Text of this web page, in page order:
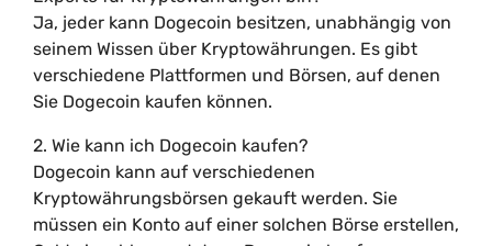
Ja, jeder kann Dogecoin besitzen, unabhängig von
seinem Wissen über Kryptowährungen. Es gibt
verschiedene Plattformen und Börsen, auf denen
Sie Dogecoin kaufen können.
2. Wie kann ich Dogecoin kaufen?
Dogecoin kann auf verschiedenen
Kryptowährungsbörsen gekauft werden. Sie
müssen ein Konto auf einer solchen Börse erstellen,